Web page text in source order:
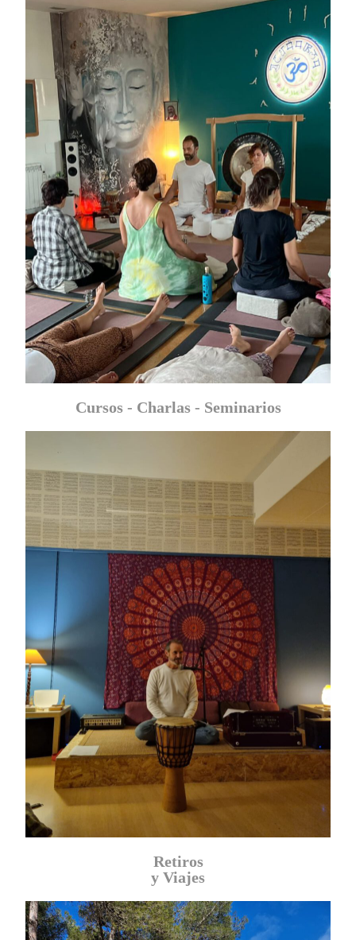
Cursos - Charlas - Seminarios
Retiros
y Viajes